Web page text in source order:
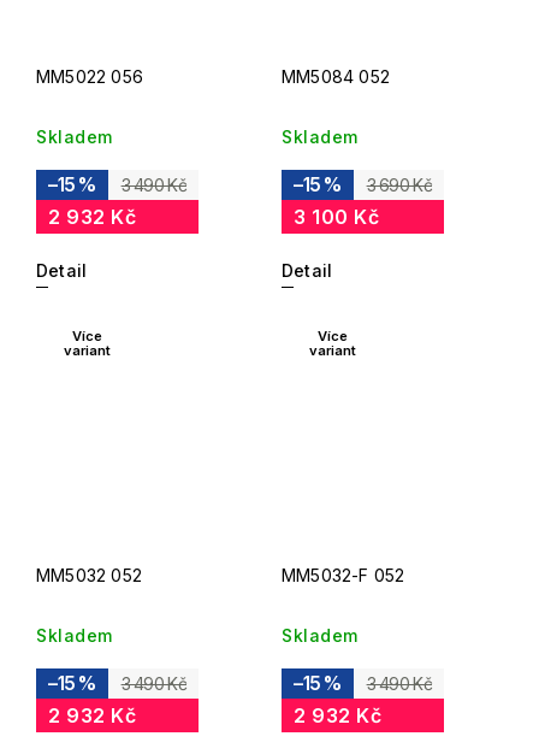
MM5022 056
Skladem
3 490 Kč
–15 %
2 932 Kč
Detail
MM5084 052
Skladem
3 690 Kč
–15 %
3 100 Kč
Detail
Více
variant
MM5032 052
Skladem
3 490 Kč
–15 %
2 932 Kč
Více
variant
MM5032-F 052
Skladem
3 490 Kč
–15 %
2 932 Kč